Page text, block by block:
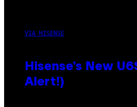
VIA HISENSE
Hisense’s New
Alert!)